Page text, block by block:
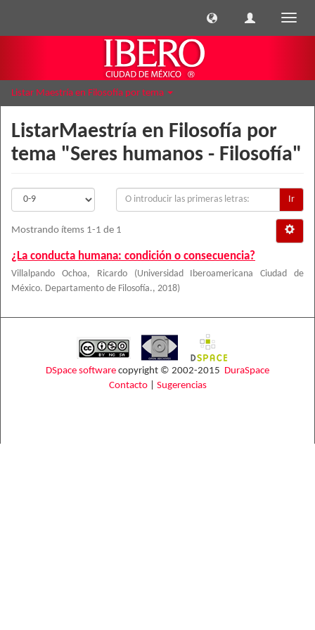
Listar Maestría en Filosofía por tema
ListarMaestría en Filosofía por
tema "Seres humanos - Filosofía"
Ir
Mostrando ítems 1-1 de 1
¿La conducta humana: condición o consecuencia?
Villalpando Ochoa, Ricardo (Universidad Iberoamericana Ciudad de
México. Departamento de Filosofía., 2018)
DSpace software copyright © 2002-2015 DuraSpace
Contacto| Sugerencias